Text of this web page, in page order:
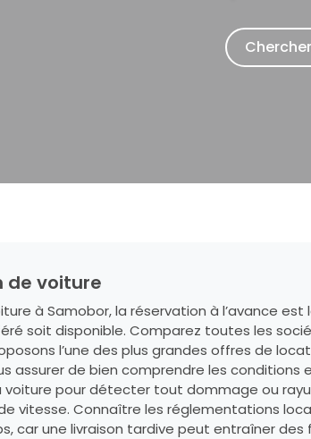
Chercher
de voiture
à Samobor, la réservation à l’avance
soit disponible. Comparez toutes les
l’une des plus grandes offres de
assurer de bien comprendre les conditions
pour détecter tout dommage ou
vitesse. Connaître les réglementations
car une livraison tardive peut entraîner des